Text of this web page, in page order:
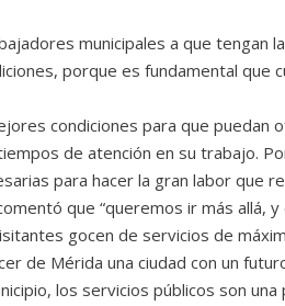
municipales a que tengan
porque es fundamental que
condiciones para que puedan
de atención en su trabajo.
para hacer la gran labor que
que “queremos ir más allá,
gocen de servicios de
de Mérida una ciudad con un
los servicios públicos son